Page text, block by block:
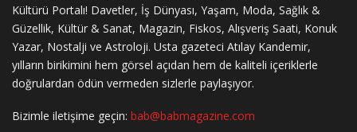
Kültürü Portalı! Davetler, İş Dünyası, Yaşam, Moda, Sağlık &
Güzellik, Kültür & Sanat, Magazin, Fiskos, Alışveriş Saati, Konuk
Yazar, Nostalji ve Astroloji. Usta gazeteci Atılay Kandemir,
yılların birikimini hem görsel açıdan hem de kaliteli içeriklerle
doğrulardan ödün vermeden sizlerle paylaşıyor.
Bizimle iletişime geçin: bab@babmagazine.com